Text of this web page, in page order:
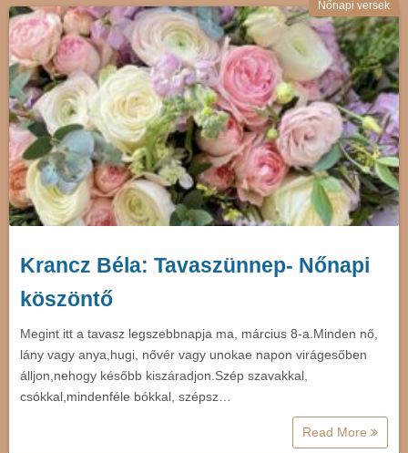
Nőnapi versek
Krancz Béla: Tavaszünnep- Nőnapi
köszöntő
Megint itt a tavasz legszebbnapja ma, március 8-a.Minden nő,
lány vagy anya,hugi, nővér vagy unokae napon virágesőben
álljon,nehogy később kiszáradjon.Szép szavakkal,
csókkal,mindenféle bókkal, szépsz…
Read More